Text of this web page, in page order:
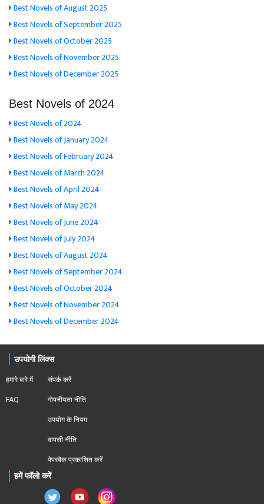
Best Novels of August 2025
Best Novels of September 2025
Best Novels of October 2025
Best Novels of November 2025
Best Novels of December 2025
Best Novels of 2024
Best Novels of 2024
Best Novels of January 2024
Best Novels of February 2024
Best Novels of March 2024
Best Novels of April 2024
Best Novels of May 2024
Best Novels of June 2024
Best Novels of July 2024
Best Novels of August 2024
Best Novels of September 2024
Best Novels of October 2024
Best Novels of November 2024
Best Novels of December 2024
उपयोगी लिंक्स
हमारे बारे में
FAQ
संपर्क करें
गोपनीयता नीति
उपयोग के नियम
वापसी नीति
पेपरबैक प्रकाशित करें
हमें फॉलो करें